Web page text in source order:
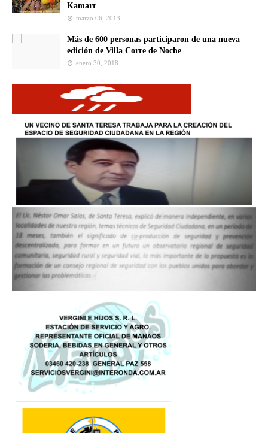
Kamarr
marzo 06, 2013
Más de 600 personas participaron de una nueva
edición de Villa Corre de Noche
enero 30, 2018